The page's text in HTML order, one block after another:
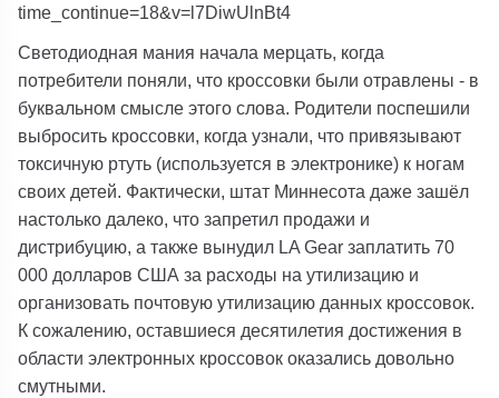
time_continue=18&v=l7DiwUlnBt4
Светодиодная мания начала мерцать, когда
потребители поняли, что кроссовки были отравлены - в
буквальном смысле этого слова. Родители поспешили
выбросить кроссовки, когда узнали, что привязывают
токсичную ртуть (используется в электронике) к ногам
своих детей. Фактически, штат Миннесота даже зашёл
настолько далеко, что запретил продажи и
дистрибуцию, а также вынудил LA Gear заплатить 70
000 долларов США за расходы на утилизацию и
организовать почтовую утилизацию данных кроссовок.
К сожалению, оставшиеся десятилетия достижения в
области электронных кроссовок оказались довольно
смутными.